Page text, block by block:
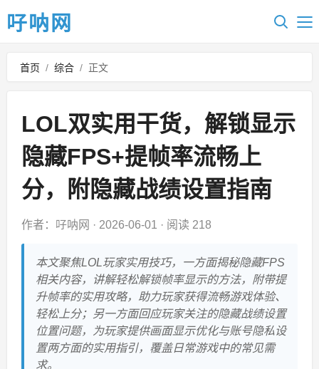
吇呐网
首页 / 综合 / 正文
LOL双实用干货，解锁显示
隐藏FPS+提帧率流畅上
分，附隐藏战绩设置指南
作者：吇呐网 · 2026-06-01 · 阅读 218
本文聚焦LOL玩家实用技巧，一方面揭秘隐藏FPS
相关内容，讲解轻松解锁帧率显示的方法，附带提
升帧率的实用攻略，助力玩家获得流畅游戏体验、
轻松上分；另一方面回应玩家关注的隐藏战绩设置
位置问题，为玩家提供画面显示优化与账号隐私设
置两方面的实用指引，覆盖日常游戏中的常见需
求。